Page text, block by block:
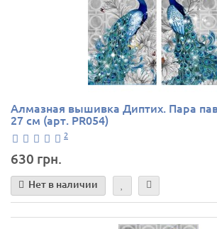
Алмазная вышивка Диптих. Пара
27 см (арт. PR054)
2
630 грн.
Нет в наличии